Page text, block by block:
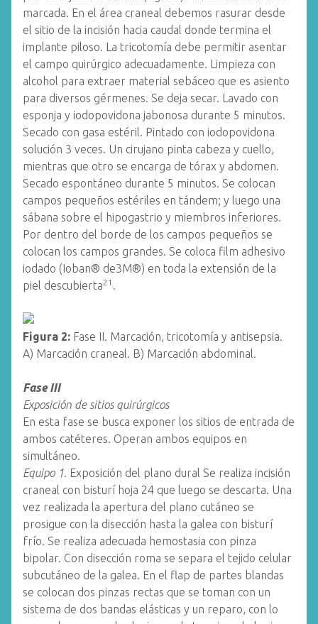
marcada. En el área craneal debemos rasurar desde
el sitio de la incisión hacia caudal donde termina el
implante piloso. La tricotomía debe permitir asentar
el campo quirúrgico adecuadamente. Limpieza con
alcohol para extraer material sebáceo que es asiento
para diversos gérmenes. Se deja secar. Lavado con
esponja y iodopovidona jabonosa durante 5 minutos.
Secado con gasa estéril. Pintado con iodopovidona
solución 3 veces. Un cirujano pinta cabeza y cuello,
mientras que otro se encarga de tórax y abdomen.
Secado espontáneo durante 5 minutos. Se colocan
campos pequeños estériles en tándem; y luego una
sábana sobre el hipogastrio y miembros inferiores.
Por dentro del borde de los campos pequeños se
colocan los campos grandes. Se coloca film adhesivo
iodado (Ioban® de3M®) en toda la extensión de la
piel descubierta21 .
Figura 2: Fase II. Marcación, tricotomía y antisepsia.
A) Marcación craneal. B) Marcación abdominal.
Fase III
Exposición de sitios quirúrgicos
En esta fase se busca exponer los sitios de entrada de
ambos catéteres. Operan ambos equipos en
simultáneo.
Equipo 1. Exposición del plano dural Se realiza incisión
craneal con bisturí hoja 24 que luego se descarta. Una
vez realizada la apertura del plano cutáneo se
prosigue con la disección hasta la galea con bisturí
frío. Se realiza adecuada hemostasia con pinza
bipolar. Con disección roma se separa el tejido celular
subcutáneo de la galea. En el flap de partes blandas
se colocan dos pinzas rectas que se toman con un
sistema de dos bandas elásticas y un reparo, con lo